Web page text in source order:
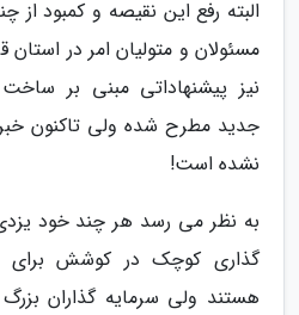
البته رفع این نقیصه و کمبود
مسئولان و متولیان امر در استان
نیز پیشنهاداتی مبنی بر
جدید مطرح شده ولی تاکنون
نشده است!
به نظر می رسد هر چند خود
گذاری کوچک در کوشش برای
هستند ولی سرمایه گذاران